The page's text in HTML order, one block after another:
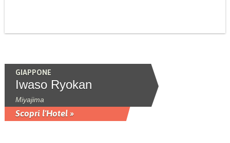
GIAPPONE
Iwaso Ryokan
Miyajima
Scopri l'Hotel »